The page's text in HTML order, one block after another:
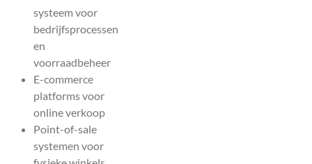
systeem voor
bedrijfsprocessen
en
voorraadbeheer
E-commerce
platforms voor
online verkoop
Point-of-sale
systemen voor